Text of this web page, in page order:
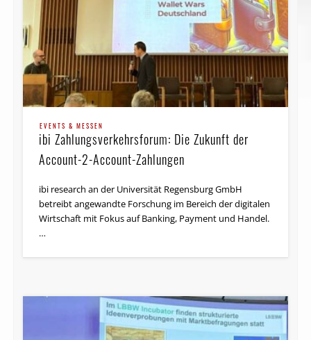
EVENTS & MESSEN
ibi Zahlungsverkehrsforum: Die Zukunft der
Account-2-Account-Zahlungen
ibi research an der Universität Regensburg GmbH
betreibt angewandte Forschung im Bereich der digitalen
Wirtschaft mit Fokus auf Banking, Payment und Handel.
…